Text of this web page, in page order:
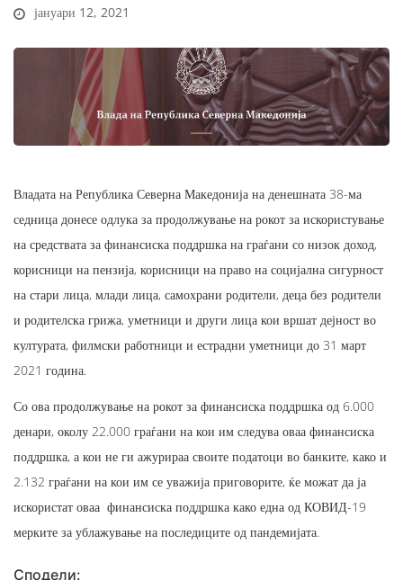
јануари 12, 2021
Владата на Република Северна Македонија на денешната 38-ма
седница донесе одлука за продолжување на рокот за искористување
на средствата за финансиска поддршка на граѓани со низок доход,
корисници на пензија, корисници на право на социјална сигурност
на стари лица, млади лица, самохрани родители, деца без родители
и родителска грижа, уметници и други лица кои вршат дејност во
културата, филмски работници и естрадни уметници до 31 март
2021 година.
Со ова продолжување на рокот за финансиска поддршка од 6.000
денари, околу 22.000 граѓани на кои им следува оваа финансиска
поддршка, а кои не ги ажурираа своите податоци во банките, како и
2.132 граѓани на кои им се уважија приговорите, ќе можат да ја
искористат оваа финансиска поддршка како една од КОВИД-19
мерките за ублажување на последиците од пандемијата.
Сподели: